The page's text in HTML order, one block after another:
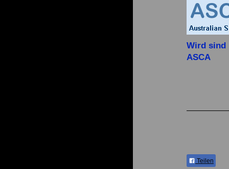
Wird sind
ASCA
Teilen